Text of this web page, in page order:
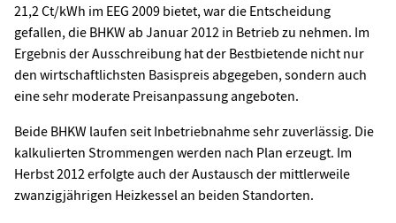
21,2 Ct/kWh im EEG 2009 bietet, war die Entscheidung
gefallen, die BHKW ab Januar 2012 in Betrieb zu nehmen. Im
Ergebnis der Ausschreibung hat der Bestbietende nicht nur
den wirtschaftlichsten Basispreis abgegeben, sondern auch
eine sehr moderate Preisanpassung angeboten.
Beide BHKW laufen seit Inbetriebnahme sehr zuverlässig. Die
kalkulierten Strommengen werden nach Plan erzeugt. Im
Herbst 2012 erfolgte auch der Austausch der mittlerweile
zwanzigjährigen Heizkessel an beiden Standorten.